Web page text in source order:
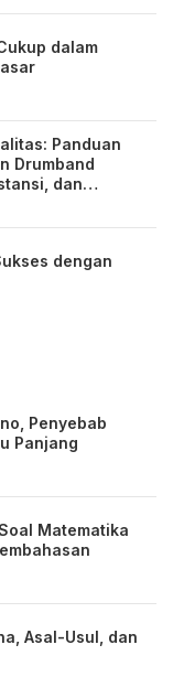
dalam
Panduan
Drumband
dan
dengan
Penyebab
Panjang
Matematika
Asal-Usul, dan